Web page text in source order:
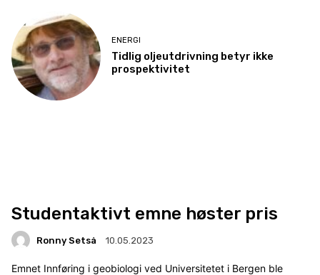
ENERGI
Tidlig oljeutdrivning betyr ikke
prospektivitet